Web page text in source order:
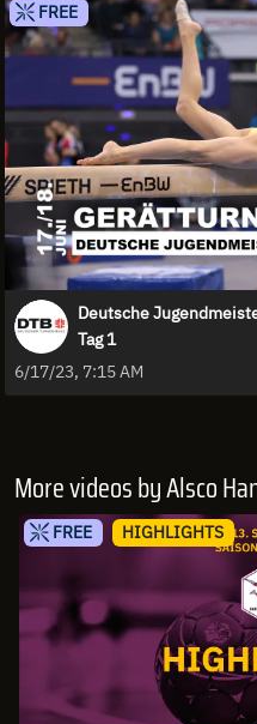
FREE
Deutsche
Tag 1
6/17/23, 7:15 AM
More videos by Alsco
FREE HIGHLIGHTS